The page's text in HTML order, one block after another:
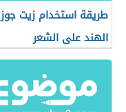
طريقة استخدام زيت جوز
الهند على الشعر